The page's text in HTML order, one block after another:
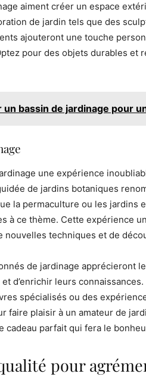
aiment créer un espace
de jardin tels que des
ajouteront une touche
pour des objets durables et
bassin de jardinage pour
une expérience
de jardins botaniques
la permaculture ou les jardins
à ce thème. Cette expérience
nouvelles techniques et de
de jardinage apprécieront
d’enrichir leurs
spécialisés ou des
faire plaisir à un amateur de
cadeau parfait qui fera le
pour